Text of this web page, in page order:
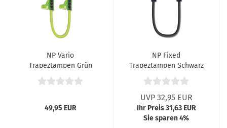
NP Vario
Trapeztampen Grün
49,95 EUR
NP Fixed
Trapeztampen Schwarz
UVP 32,95 EUR
Ihr Preis 31,63 EUR
Sie sparen 4%